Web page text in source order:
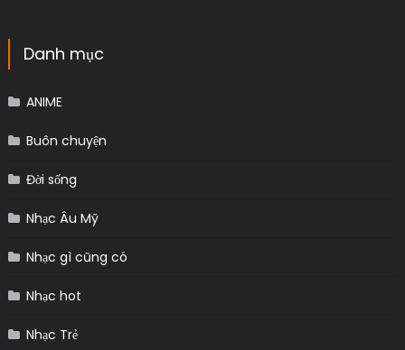
Danh mục
ANIME
Buôn chuyện
Đời sống
Nhạc Âu Mỹ
Nhạc gì cũng có
Nhạc hot
Nhạc Trẻ